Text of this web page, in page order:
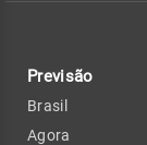
Previsão
Brasil
Agora